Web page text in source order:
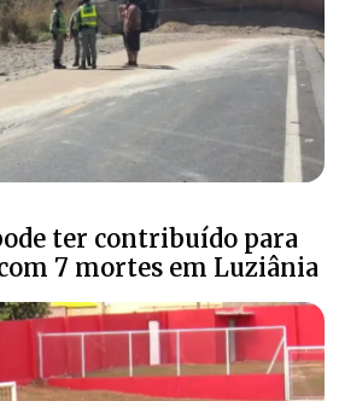
ter contribuído para
7 mortes em Luziânia